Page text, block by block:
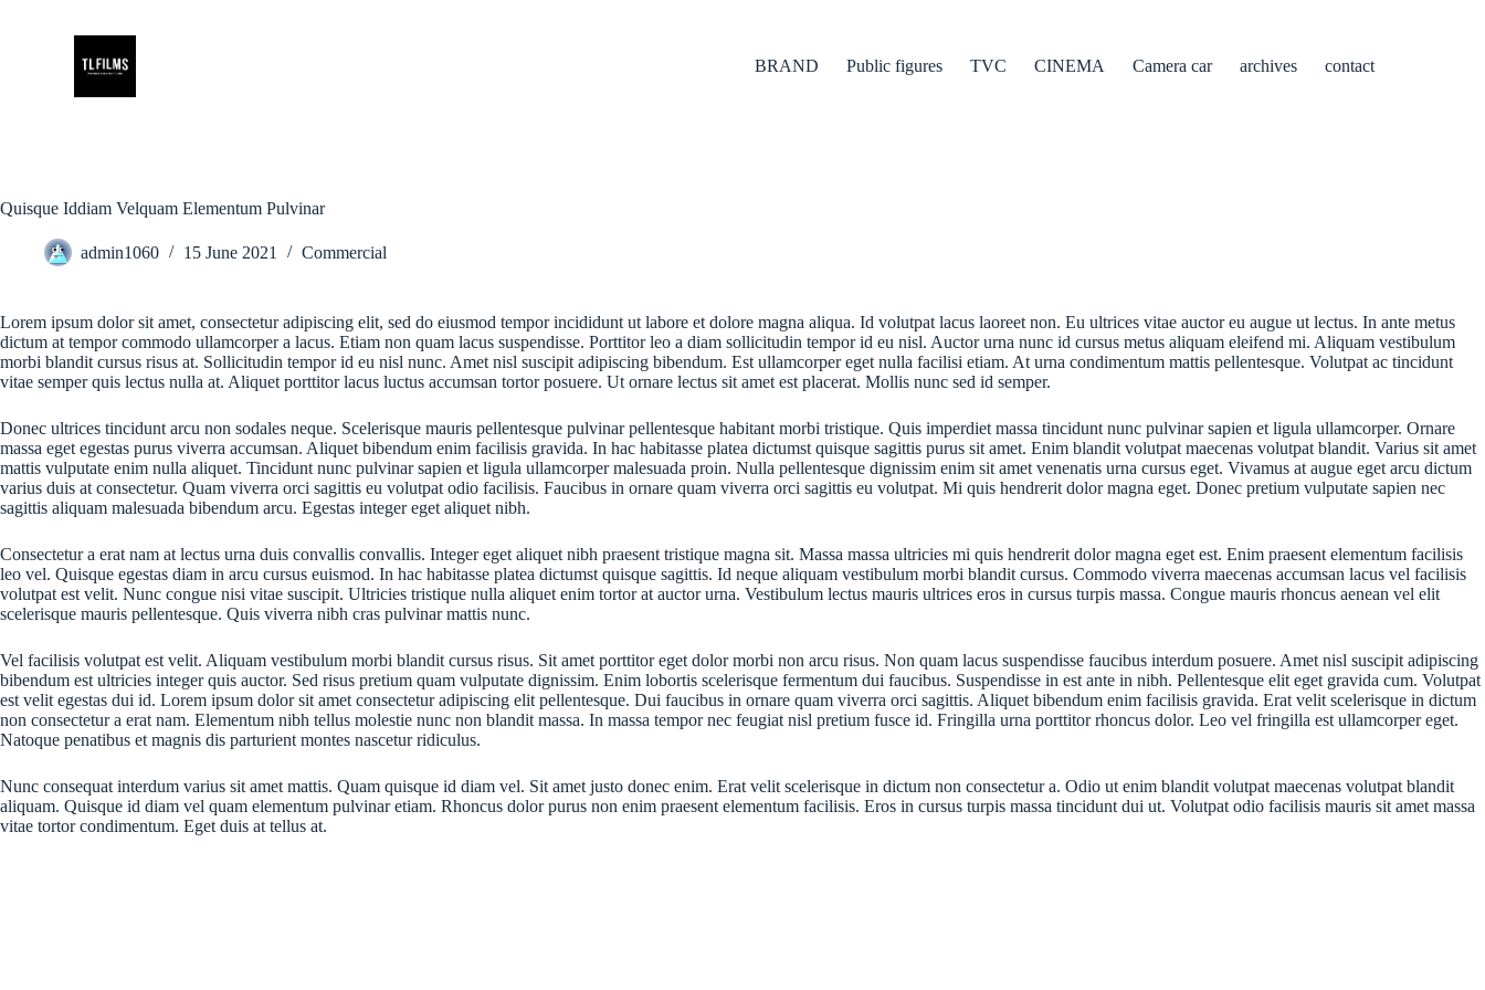
t
e
BRAND Public figures TVC CINEMA Camera car archives contact
Quisque Iddiam Velquam Elementum Pulvinar
admin1060 15 June 2021 Commercial
Lorem ipsum dolor sit amet, consectetur adipiscing elit, sed do eiusmod tempor incididunt ut labore et dolore magna aliqua. Id volutpat lacus laoreet non. Eu ultrices vitae auctor eu augue ut lectus. In ante metus
dictum at tempor commodo ullamcorper a lacus. Etiam non quam lacus suspendisse. Porttitor leo a diam sollicitudin tempor id eu nisl. Auctor urna nunc id cursus metus aliquam eleifend mi. Aliquam vestibulum
morbi blandit cursus risus at. Sollicitudin tempor id eu nisl nunc. Amet nisl suscipit adipiscing bibendum. Est ullamcorper eget nulla facilisi etiam. At urna condimentum mattis pellentesque. Volutpat ac tincidunt
vitae semper quis lectus nulla at. Aliquet porttitor lacus luctus accumsan tortor posuere. Ut ornare lectus sit amet est placerat. Mollis nunc sed id semper.
Donec ultrices tincidunt arcu non sodales neque. Scelerisque mauris pellentesque pulvinar pellentesque habitant morbi tristique. Quis imperdiet massa tincidunt nunc pulvinar sapien et ligula ullamcorper. Ornare
massa eget egestas purus viverra accumsan. Aliquet bibendum enim facilisis gravida. In hac habitasse platea dictumst quisque sagittis purus sit amet. Enim blandit volutpat maecenas volutpat blandit. Varius sit amet
mattis vulputate enim nulla aliquet. Tincidunt nunc pulvinar sapien et ligula ullamcorper malesuada proin. Nulla pellentesque dignissim enim sit amet venenatis urna cursus eget. Vivamus at augue eget arcu dictum
varius duis at consectetur. Quam viverra orci sagittis eu volutpat odio facilisis. Faucibus in ornare quam viverra orci sagittis eu volutpat. Mi quis hendrerit dolor magna eget. Donec pretium vulputate sapien nec
sagittis aliquam malesuada bibendum arcu. Egestas integer eget aliquet nibh.
Consectetur a erat nam at lectus urna duis convallis convallis. Integer eget aliquet nibh praesent tristique magna sit. Massa massa ultricies mi quis hendrerit dolor magna eget est. Enim praesent elementum facilisis
leo vel. Quisque egestas diam in arcu cursus euismod. In hac habitasse platea dictumst quisque sagittis. Id neque aliquam vestibulum morbi blandit cursus. Commodo viverra maecenas accumsan lacus vel facilisis
volutpat est velit. Nunc congue nisi vitae suscipit. Ultricies tristique nulla aliquet enim tortor at auctor urna. Vestibulum lectus mauris ultrices eros in cursus turpis massa. Congue mauris rhoncus aenean vel elit
scelerisque mauris pellentesque. Quis viverra nibh cras pulvinar mattis nunc.
Vel facilisis volutpat est velit. Aliquam vestibulum morbi blandit cursus risus. Sit amet porttitor eget dolor morbi non arcu risus. Non quam lacus suspendisse faucibus interdum posuere. Amet nisl suscipit adipiscing
bibendum est ultricies integer quis auctor. Sed risus pretium quam vulputate dignissim. Enim lobortis scelerisque fermentum dui faucibus. Suspendisse in est ante in nibh. Pellentesque elit eget gravida cum. Volutpat
est velit egestas dui id. Lorem ipsum dolor sit amet consectetur adipiscing elit pellentesque. Dui faucibus in ornare quam viverra orci sagittis. Aliquet bibendum enim facilisis gravida. Erat velit scelerisque in dictum
non consectetur a erat nam. Elementum nibh tellus molestie nunc non blandit massa. In massa tempor nec feugiat nisl pretium fusce id. Fringilla urna porttitor rhoncus dolor. Leo vel fringilla est ullamcorper eget.
Natoque penatibus et magnis dis parturient montes nascetur ridiculus.
Nunc consequat interdum varius sit amet mattis. Quam quisque id diam vel. Sit amet justo donec enim. Erat velit scelerisque in dictum non consectetur a. Odio ut enim blandit volutpat maecenas volutpat blandit
aliquam. Quisque id diam vel quam elementum pulvinar etiam. Rhoncus dolor purus non enim praesent elementum facilisis. Eros in cursus turpis massa tincidunt dui ut. Volutpat odio facilisis mauris sit amet massa
vitae tortor condimentum. Eget duis at tellus at.